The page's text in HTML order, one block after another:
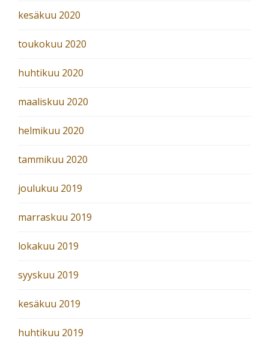
kesäkuu 2020
toukokuu 2020
huhtikuu 2020
maaliskuu 2020
helmikuu 2020
tammikuu 2020
joulukuu 2019
marraskuu 2019
lokakuu 2019
syyskuu 2019
kesäkuu 2019
huhtikuu 2019